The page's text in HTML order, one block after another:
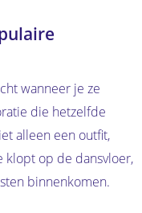
wanneer je ze
die hetzelfde
alleen een outfit,
klopt op de dansvloer,
binnenkomen.